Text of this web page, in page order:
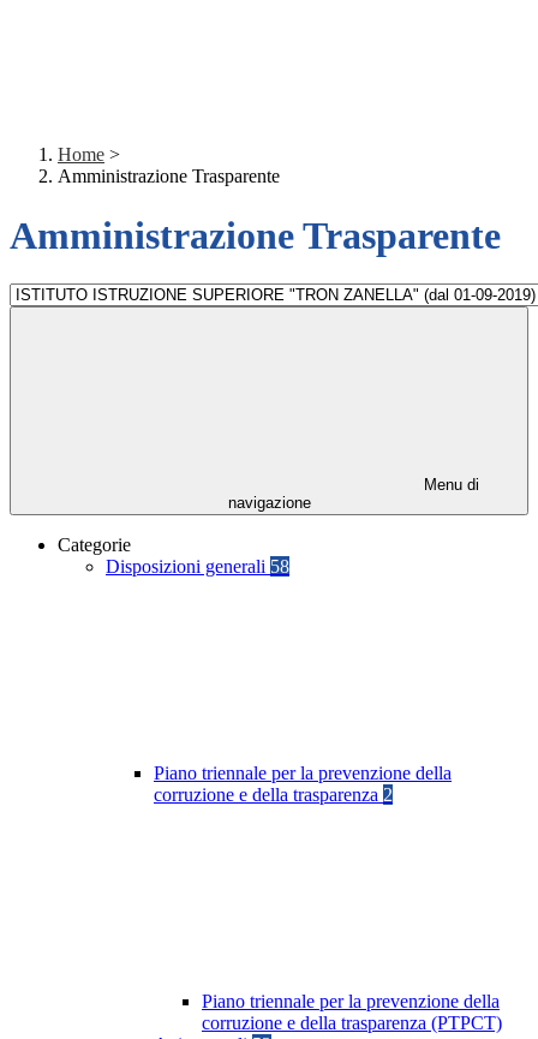
Home >
Amministrazione Trasparente
Amministrazione Trasparente
Menu di
navigazione
Categorie
Disposizioni generali 58
Piano triennale per la prevenzione della
corruzione e della trasparenza 2
Piano triennale per la prevenzione della
corruzione e della trasparenza (PTPCT)